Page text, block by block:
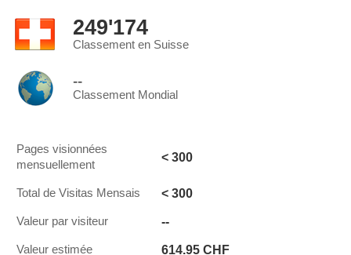
249'174
Classement en Suisse
--
Classement Mondial
Pages visionnées
mensuellement
< 300
Total de Visitas Mensais < 300
Valeur par visiteur --
Valeur estimée 614.95 CHF